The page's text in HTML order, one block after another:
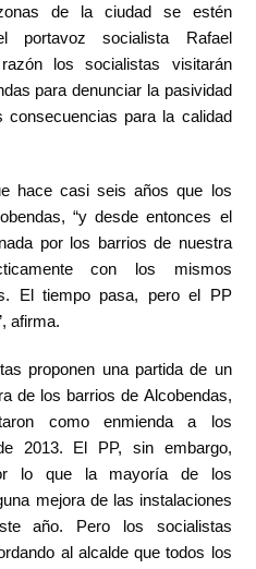
de la ciudad se estén
portavoz socialista Rafael
los socialistas visitarán
para denunciar la pasividad
para la calidad
hace casi seis años que los
“y desde entonces el
por los barrios de nuestra
con los mismos
El tiempo pasa, pero el PP
afirma.
proponen una partida de un
de los barrios de Alcobendas,
como enmienda a los
2013. El PP, sin embargo,
lo que la mayoría de los
mejora de las instalaciones
año. Pero los socialistas
al alcalde que todos los